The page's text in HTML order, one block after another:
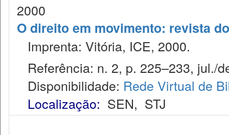
2000
O direito em movimento: revista
Imprenta: Vitória, ICE, 2000.
Referência: n. 2, p. 225–233, jul./
Disponibilidade: Rede Virtual de
Localização: SEN, STJ